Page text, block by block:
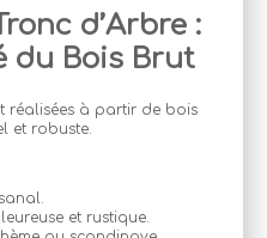
d’Arbre :
du Bois Brut
réalisées à partir de bois
et robuste.
et rustique.